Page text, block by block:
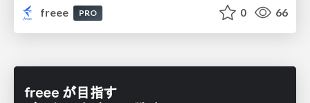
freee
PRO 0 66